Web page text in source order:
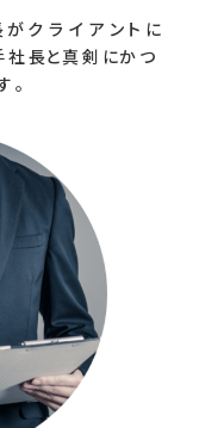
が ク ラ イ ア ント に
社 長と真 剣 にか つ
。